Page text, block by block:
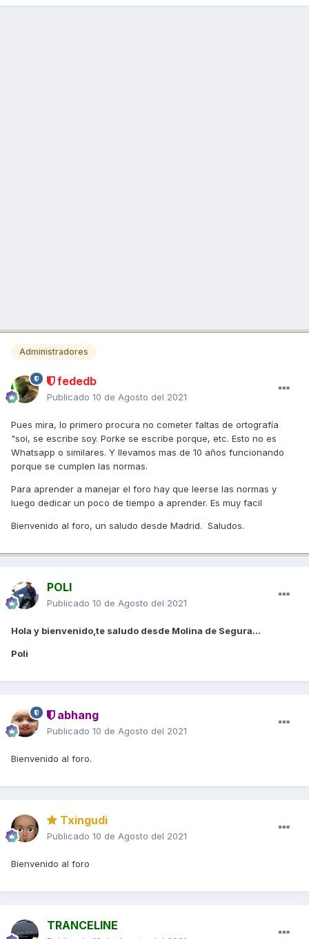
Administradores
fededb
Publicado 10 de Agosto del 2021
Pues mira, lo primero procura no cometer faltas de ortografía
"soi, se escribe soy. Porke se escribe porque, etc. Esto no es
Whatsapp o similares. Y llevamos mas de 10 años funcionando
porque se cumplen las normas.
Para aprender a manejar el foro hay que leerse las normas y
luego dedicar un poco de tiempo a aprender. Es muy facil
Bienvenido al foro, un saludo desde Madrid. Saludos.
POLI
Publicado 10 de Agosto del 2021
Hola y bienvenido,te saludo desde Molina de Segura...
Poli
abhang
Publicado 10 de Agosto del 2021
Bienvenido al foro.
Txingudi
Publicado 10 de Agosto del 2021
Bienvenido al foro
TRANCELINE